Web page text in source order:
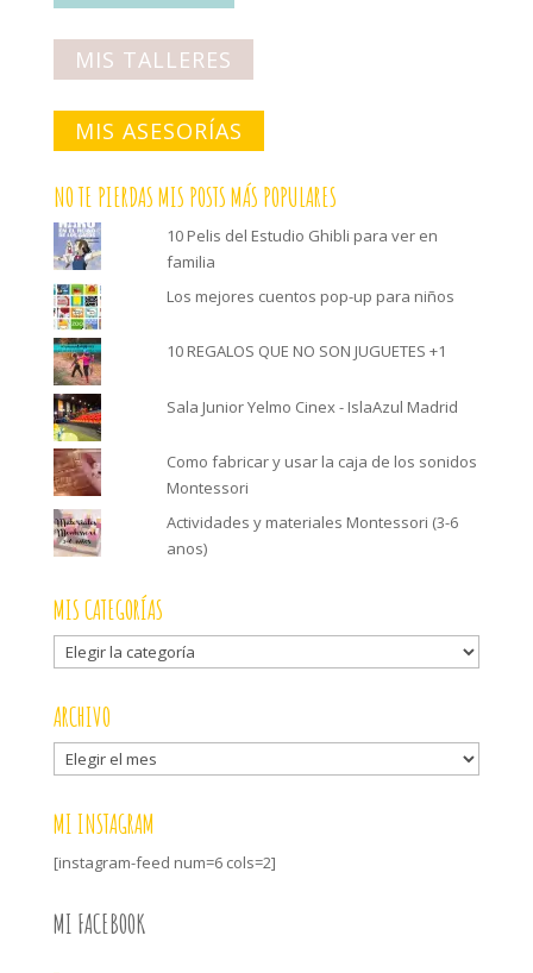
MIS TALLERES
MIS ASESORÍAS
NO TE PIERDAS MIS POSTS MÁS POPULARES
10 Pelis del Estudio Ghibli para ver en
familia
Los mejores cuentos pop-up para niños
10 REGALOS QUE NO SON JUGUETES +1
Sala Junior Yelmo Cinex - IslaAzul Madrid
Como fabricar y usar la caja de los sonidos
Montessori
Actividades y materiales Montessori (3-6
anos)
MIS CATEGORÍAS
Mis
categorías
ARCHIVO
Archivo
MI INSTAGRAM
[instagram-feed num=6 cols=2]
MI FACEBOOK